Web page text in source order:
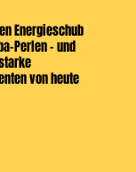
Energieschub
Perlen – und
von heute